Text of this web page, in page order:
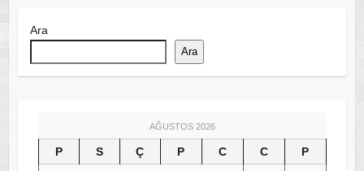
Ara
Ara
AĞUSTOS 2026
P S Ç P C C
P